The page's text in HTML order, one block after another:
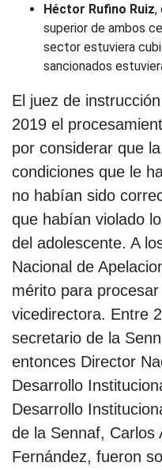
Héctor Rufino Ruiz,
superior de ambos
sector estuviera
sancionados
El juez de
2019 el
por considerar que
condiciones que le
no habían sido
que habían violado
del adolescente. A
Nacional de
mérito para
vicedirectora. Entre
secretario de la
entonces Director
Desarrollo
Desarrollo
de la Sennaf, Carlos
Fernández, fueron